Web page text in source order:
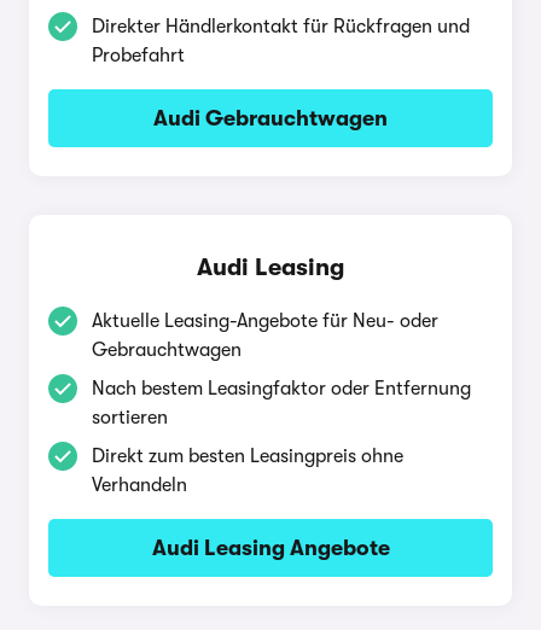
Direkter Händlerkontakt für Rückfragen und
Probefahrt
Audi Gebrauchtwagen
Audi Leasing
Aktuelle Leasing-Angebote für Neu- oder
Gebrauchtwagen
Nach bestem Leasingfaktor oder Entfernung
sortieren
Direkt zum besten Leasingpreis ohne
Verhandeln
Audi Leasing Angebote